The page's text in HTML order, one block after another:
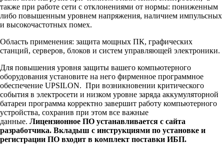
также при работе сети с отклонениями от нормы: пониженным
либо повышенным уровнем напряжения, наличием импульсных
и высокочастотных помех.
Область применения: защита мощных ПК, графических
станций, серверов, блоков и систем управляющей электроники.
Для повышения уровня защиты вашего компьютерного
оборудования установите на него фирменное программное
обеспечение UPSILON. При возникновении критического
события в электросети и низком уровне заряда аккумуляторной
батареи программа корректно завершит работу компьютерного
устройства, сохранив при этом все важные
данные. Лицензионное ПО устанавливается с сайта
разработчика. Вкладыш с инструкциями по установке и
регистрации ПО входит в комплект поставки ИБП.
Back Pro 1500 Plus Внешний батарейный блок 72-18-2U-1.4 для POWERMAN ONLINE 3000 RT
AVS 5000D
AVS 15000D
AVS 20000D
AVS 5000E